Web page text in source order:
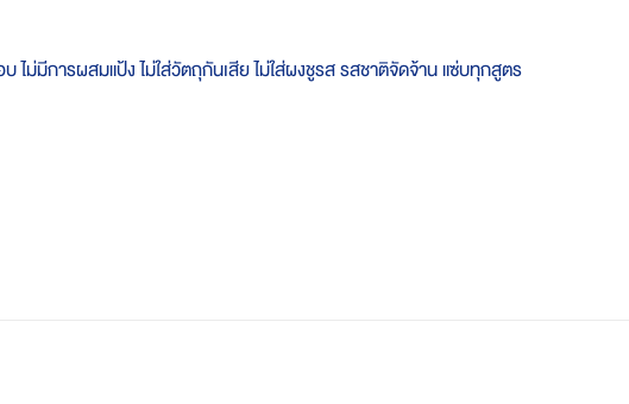
บ ไม่มีการผสมแป้ง ไม่ใส่วัตถุกันเสีย ไม่ใส่ผงชูรส รสชาติจัดจ้าน แซ่บทุกสูตร